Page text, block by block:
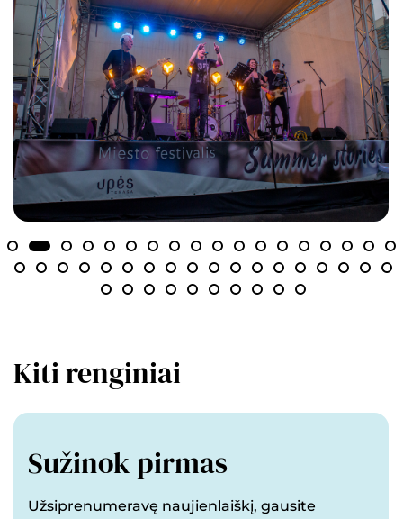
Kiti renginiai
Sužinok pirmas
Užsiprenumeravę naujienlaiškį, gausite